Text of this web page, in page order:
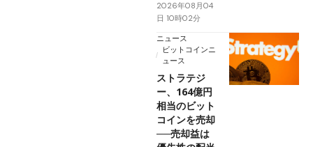
2026年08月04
日 10時02分
ニュース
ビットコインニ
ュース
ストラテジ
ー、164億円
相当のビット
コインを売却
──売却益は